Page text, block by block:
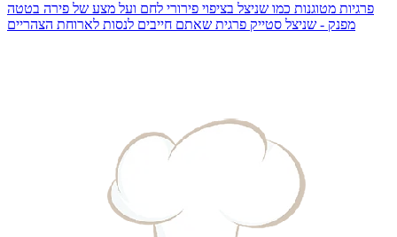
פרגיות מטוגנות כמו שניצל בציפוי פירורי לחם ועל מצע של פירה בטטה
מפנק - שניצל סטייק פרגית שאתם חייבים לנסות לארוחת הצהריים